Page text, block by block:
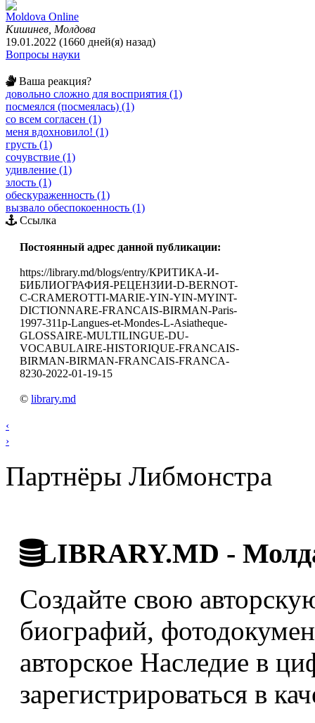
Moldova Online
Кишинев, Молдова
19.01.2022 (1660 дней(я) назад)
Вопросы науки
Ваша реакция?
довольно сложно для восприятия (1)
посмеялся (посмеялась) (1)
со всем согласен (1)
меня вдохновило! (1)
грусть (1)
сочувствие (1)
удивление (1)
злость (1)
обескураженность (1)
вызвало обеспокоенность (1)
Ссылка
Постоянный адрес данной публикации:
https://library.md/blogs/entry/КРИТИКА-И-
БИБЛИОГРАФИЯ-РЕЦЕНЗИИ-D-BERNOT-
С-CRAMEROTTI-MARIE-YIN-YIN-MYINT-
DICTIONNARE-FRANCAIS-BIRMAN-Paris-
1997-311р-Langues-et-Mondes-L-Asiatheque-
GLOSSAIRE-MULTILINGUE-DU-
VOCABULAIRE-HISTORIQUE-FRANCAIS-
BIRMAN-BIRMAN-FRANCAIS-FRANCA-
8230-2022-01-19-15
© library.md
‹
›
Партнёры Либмонстра
LIBRARY.MD -
Создайте свою
биографий,
авторское Наследие в
зарегистрироваться в